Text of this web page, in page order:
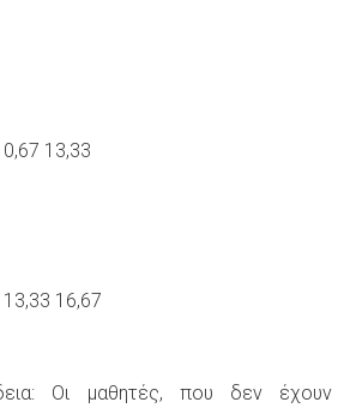
13,33
16,67
Οι μαθητές, που δεν έχουν